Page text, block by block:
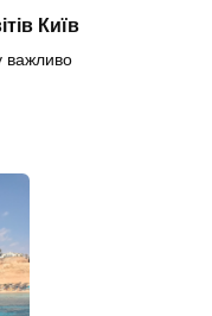
Київ
важливо